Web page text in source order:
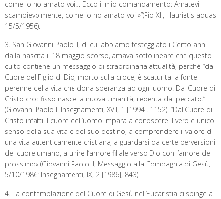
come io ho amato voi… Ecco il mio comandamento: Amatevi
scambievolmente, come io ho amato voi »”(Pio XII, Haurietis aquas
15/5/1956).
3. San Giovanni Paolo II, di cui abbiamo festeggiato i Cento anni
dalla nascita il 18 maggio scorso, amava sottolineare che questo
culto contiene un messaggio di straordinaria attualità, perché “dal
Cuore del Figlio di Dio, morto sulla croce, è scaturita la fonte
perenne della vita che dona speranza ad ogni uomo. Dal Cuore di
Cristo crocifisso nasce la nuova umanità, redenta dal peccato.”
(Giovanni Paolo II Insegnamenti, XVII, 1 [1994], 1152). “Dal Cuore di
Cristo infatti il cuore dell’uomo impara a conoscere il vero e unico
senso della sua vita e del suo destino, a comprendere il valore di
una vita autenticamente cristiana, a guardarsi da certe perversioni
del cuore umano, a unire l’amore filiale verso Dio con l’amore del
prossimo» (Giovanni Paolo II, Messaggio alla Compagnia di Gesù,
5/10/1986: Insegnamenti, IX, 2 [1986], 843).
4. La contemplazione del Cuore di Gesù nell’Eucaristia ci spinge a